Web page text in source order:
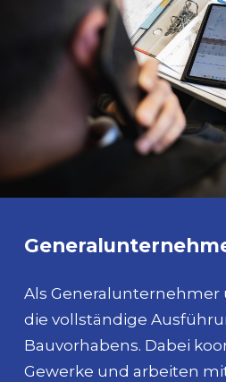
Als
die vollständige
Bauvorhabens. Dabei
Gewerke und arbeiten